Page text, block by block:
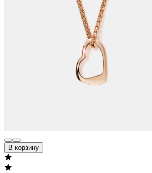
В корзину